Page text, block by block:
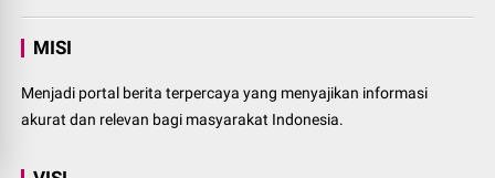
MISI
Menjadi portal berita terpercaya yang menyajikan informasi
akurat dan relevan bagi masyarakat Indonesia.